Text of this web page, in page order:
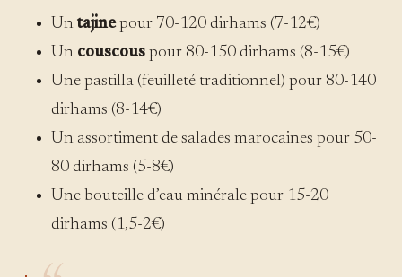
Un tajinepour 70-120 dirhams (7-12€)
Un couscouspour 80-150 dirhams (8-15€)
Une pastilla (feuilleté traditionnel) pour 80-140
dirhams (8-14€)
Un assortiment de salades marocaines pour 50-
80 dirhams (5-8€)
Une bouteille d’eau minérale pour 15-20
dirhams (1,5-2€)